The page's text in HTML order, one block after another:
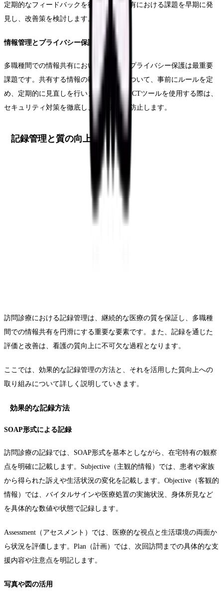
定期的なフィードバックを行い、情報共有における課題を早期に発
見し、改善策を検討します。
情報管理とプライバシー保護
多職種間での情報共有において、患者のプライバシー保護は最重要
課題です。共有する情報の範囲や方法について、事前にルールを定
め、定期的に見直しを行います。また、ICTツールを使用する際は、
セキュリティ対策を徹底し、情報漏洩を防止します。
記録管理と質の向上
訪問診療における記録管理は、継続的な医療の質を保証し、多職種
間での情報共有を円滑にする重要な要素です。また、記録を通じた
評価と改善は、看護の質向上に不可欠な過程となります。
ここでは、効果的な記録管理の方法と、それを活用した質向上への
取り組みについて詳しく説明していきます。
効果的な記録方法
SOAP形式による記録
訪問診療の記録では、SOAP形式を基本としながら、在宅特有の観察
点を明確に記載します。Subjective（主観的情報）では、患者や家族
から得られた訴えや生活状況の変化を記載します。Objective（客観的
情報）では、バイタルサインや医療処置の実施状況、身体所見など
を具体的な数値や状態で記録します。
Assessment（アセスメント）では、医療的な視点と生活環境の両面か
ら状況を評価します。Plan（計画）では、次回訪問までの具体的な支
援内容や注意点を明記します。
写真や図の活用